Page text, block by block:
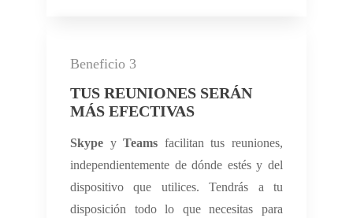
Beneficio 3
TUS REUNIONES SERÁN
MÁS EFECTIVAS
Skype yTeams facilitan tus reuniones,
independientemente de dónde estés y del
dispositivo que utilices. Tendrás a tu
disposición todo lo que necesitas para